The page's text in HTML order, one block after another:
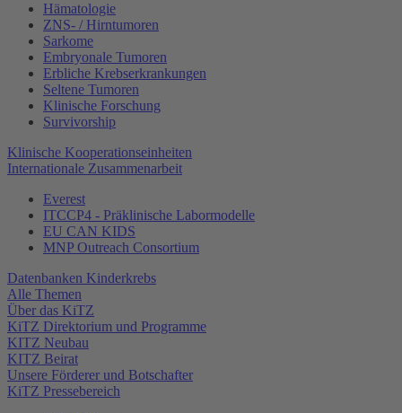
Hämatologie
ZNS- / Hirntumoren
Sarkome
Embryonale Tumoren
Erbliche Krebserkrankungen
Seltene Tumoren
Klinische Forschung
Survivorship
Klinische Kooperationseinheiten
Internationale Zusammenarbeit
Everest
ITCCP4 - Präklinische Labormodelle
EU CAN KIDS
MNP Outreach Consortium
Datenbanken Kinderkrebs
Alle Themen
Über das KiTZ
KiTZ Direktorium und Programme
KITZ Neubau
KITZ Beirat
Unsere Förderer und Botschafter
KiTZ Pressebereich